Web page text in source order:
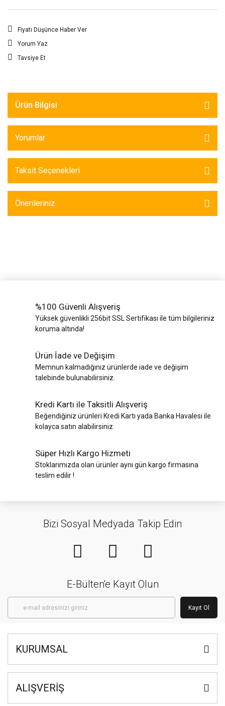
Fiyatı Düşünce Haber Ver
Yorum Yaz
Tavsiye Et
Ürün Bilgisi
Yorumlar
Taksit Seçenekleri
Önerileriniz
%100 Güvenli Alışveriş
Yüksek güvenlikli 256bit SSL Sertifikası ile tüm bilgileriniz
koruma altında!
Ürün İade ve Değişim
Memnun kalmadığınız ürünlerde iade ve değişim
talebinde bulunabilirsiniz.
Kredi Kartı ile Taksitli Alışveriş
Beğendiğiniz ürünleri Kredi Kartı yada Banka Havalesi ile
kolayca satın alabilirsiniz.
Süper Hızlı Kargo Hizmeti
Stoklarımızda olan ürünler aynı gün kargo firmasına
teslim edilir !
Bizi Sosyal Medyada Takip Edin
E-Bülten'e Kayıt Olun
Kayıt Ol
KURUMSAL
ALIŞVERİŞ